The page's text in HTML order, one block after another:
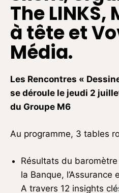
The LINKS,
à tête et
Média.
Les Rencontres «
se déroule le jeudi 2
du Groupe M6
Au programme, 3 tables
Résultats du
la Banque, l’Assurance
A travers 12 insights